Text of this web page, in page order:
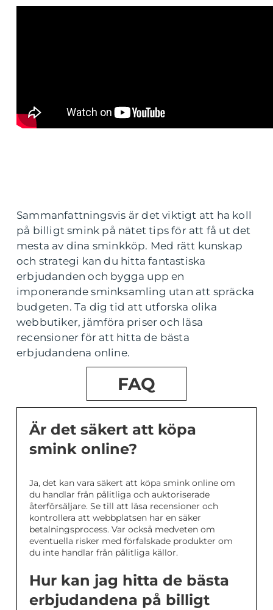
Sammanfattningsvis är det viktigt att ha koll
på billigt smink på nätet tips för att få ut det
mesta av dina sminkköp. Med rätt kunskap
och strategi kan du hitta fantastiska
erbjudanden och bygga upp en
imponerande sminksamling utan att spräcka
budgeten. Ta dig tid att utforska olika
webbutiker, jämföra priser och läsa
recensioner för att hitta de bästa
erbjudandena online.
FAQ
Är det säkert att köpa
smink online?
Ja, det kan vara säkert att köpa smink online om
du handlar från pålitliga och auktoriserade
återförsäljare. Se till att läsa recensioner och
kontrollera att webbplatsen har en säker
betalningsprocess. Var också medveten om
eventuella risker med förfalskade produkter om
du inte handlar från pålitliga källor.
Hur kan jag hitta de bästa
erbjudandena på billigt